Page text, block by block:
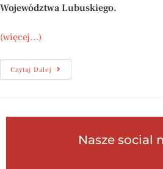
Województwa Lubuskiego.
(więcej…)
Czytaj Dalej
Nasze social